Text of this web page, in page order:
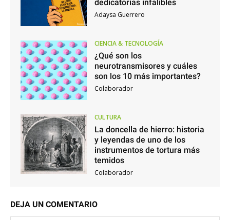
dedicatorias infalibles
Adaysa Guerrero
CIENCIA & TECNOLOGÍA
¿Qué son los
neurotransmisores y cuáles
son los 10 más importantes?
Colaborador
CULTURA
La doncella de hierro: historia
y leyendas de uno de los
instrumentos de tortura más
temidos
Colaborador
DEJA UN COMENTARIO